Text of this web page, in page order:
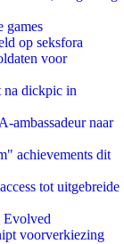
games
op seksfora
voor
na dickpic in
ambassadeur naar
achievements dit
tot uitgebreide
Evolved
voorverkiezing